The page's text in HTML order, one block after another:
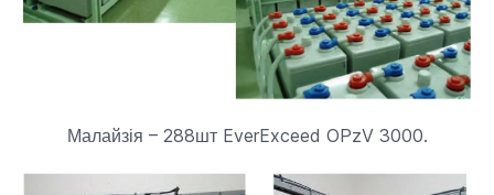
Малайзія – 288шт EverExceed OPzV 3000.